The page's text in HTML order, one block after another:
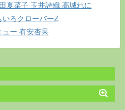
夏菜子 玉井詩織 高城れに
いろクローバーZ
ュー 有安杏果